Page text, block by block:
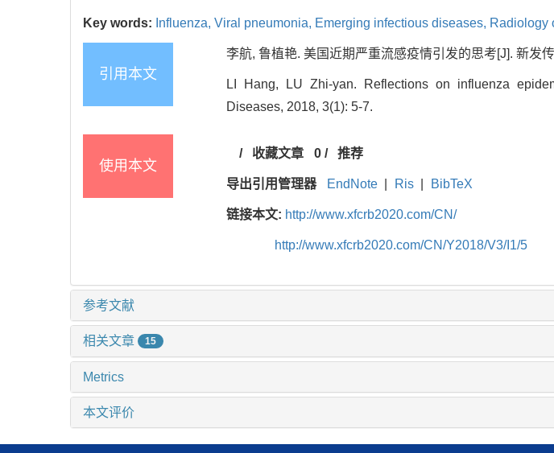
Key words: Influenza, Viral pneumonia, Emerging infectious diseases, Radiology
引用本文
李航, 鲁植艳. 美国近期严重流感疫情引发的思考[J]. 新发
LI Hang, LU Zhi-yan. Reflections on influenza
Diseases, 2018, 3(1): 5-7.
使用本文
/ 收藏文章 0/ 推荐
导出引用管理器 EndNote Ris BibTeX
链接本文: http://www.xfcrb2020.com/CN/
http://www.xfcrb2020.com/CN/Y2018/V3/I1/5
参考文献
相关文章 15
Metrics
本文评价